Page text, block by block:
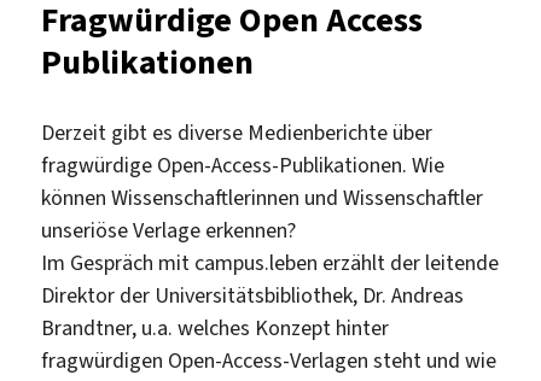
„Handbuch
Kulturmanagement“
Fragwürdige Open Access
Publikationen
Derzeit gibt es diverse Medienberichte über
fragwürdige Open-Access-Publikationen. Wie
können Wissenschaftlerinnen und Wissenschaftler
unseriöse Verlage erkennen?
Im Gespräch mit campus.leben erzählt der leitende
Direktor der Universitätsbibliothek, Dr. Andreas
Brandtner, u.a. welches Konzept hinter
fragwürdigen Open-Access-Verlagen steht und wie